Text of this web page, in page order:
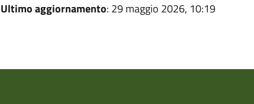
Ultimo aggiornamento: 29 maggio 2026, 10:19